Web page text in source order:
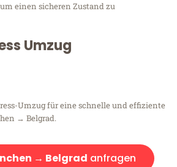
einen sicheren Zustand zu
Umzug
Umzug für eine schnelle und effiziente
→ Belgrad.
→ Belgrad anfragen